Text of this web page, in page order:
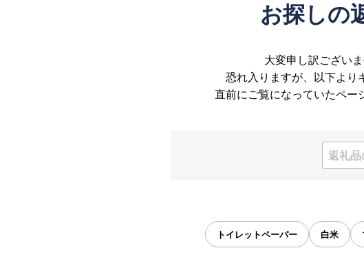
お探しの
大変申し訳ござい
恐れ入りますが、以下より
直前にご覧になっていたペー
トイレットペーパー 白米